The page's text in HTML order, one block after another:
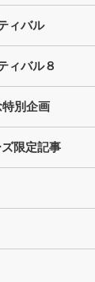
ィバル
ィバル８
別企画
限定記事